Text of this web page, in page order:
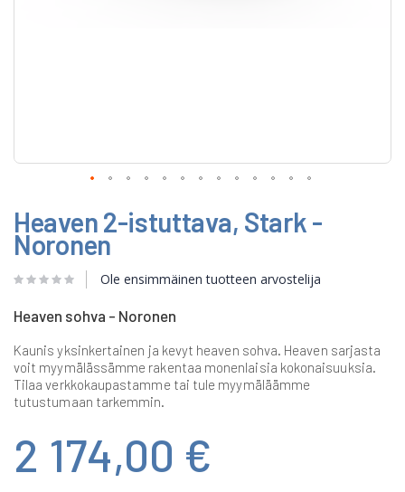
to
the
beginning
the
gallery
Heaven 2-istuttava, Stark -
Noronen
Ole ensimmäinen tuotteen arvostelija
Heaven sohva - Noronen
Kaunis yksinkertainen ja kevyt heaven sohva. Heaven sarjasta
voit myymälässämme rakentaa monenlaisia kokonaisuuksia.
Tilaa verkkokaupastamme tai tule myymäläämme
tutustumaan tarkemmin.
2 174,00 €